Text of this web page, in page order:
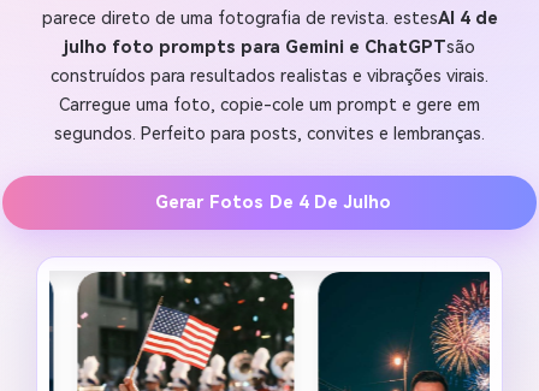
parece direto de uma fotografia de revista. estesAI 4 de
julho foto prompts para Gemini e ChatGPTsão
construídos para resultados realistas e vibrações virais.
Carregue uma foto, copie-cole um prompt e gere em
segundos. Perfeito para posts, convites e lembranças.
Gerar Fotos De 4 De Julho